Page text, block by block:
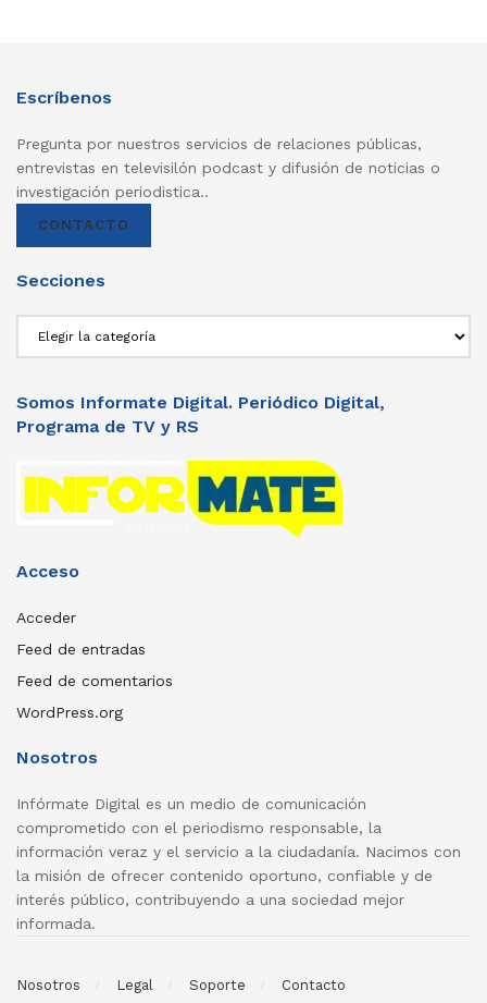
Escríbenos
Pregunta por nuestros servicios de relaciones públicas,
entrevistas en televisilón podcast y difusión de noticias o
investigación periodistica..
CONTACTO
Secciones
Somos Informate Digital. Periódico Digital,
Programa de TV y RS
Acceso
Acceder
Feed de entradas
Feed de comentarios
WordPress.org
Nosotros
Infórmate Digital es un medio de comunicación
comprometido con el periodismo responsable, la
información veraz y el servicio a la ciudadanía. Nacimos con
la misión de ofrecer contenido oportuno, confiable y de
interés público, contribuyendo a una sociedad mejor
informada.
Nosotros Legal Soporte Contacto